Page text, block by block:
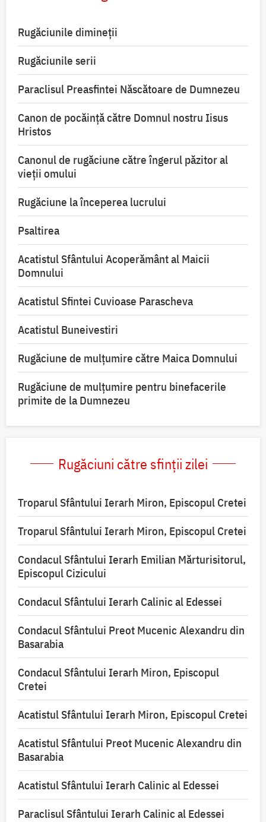
Rugăciunile dimineții
Rugăciunile serii
Paraclisul Preasfintei Născătoare de Dumnezeu
Canon de pocăință către Domnul nostru Iisus
Hristos
Canonul de rugăciune către îngerul păzitor al
vieții omului
Rugăciune la începerea lucrului
Psaltirea
Acatistul Sfântului Acoperământ al Maicii
Domnului
Acatistul Sfintei Cuvioase Parascheva
Acatistul Buneivestiri
Rugăciune de mulţumire către Maica Domnului
Rugăciune de mulțumire pentru binefacerile
primite de la Dumnezeu
Rugăciuni către sfinții zilei
Troparul Sfântului Ierarh Miron, Episcopul Cretei
Troparul Sfântului Ierarh Miron, Episcopul Cretei
Condacul Sfântului Ierarh Emilian Mărturisitorul,
Episcopul Cizicului
Condacul Sfântului Ierarh Calinic al Edessei
Condacul Sfântului Preot Mucenic Alexandru din
Basarabia
Condacul Sfântului Ierarh Miron, Episcopul
Cretei
Acatistul Sfântului Ierarh Miron, Episcopul Cretei
Acatistul Sfântului Preot Mucenic Alexandru din
Basarabia
Acatistul Sfântului Ierarh Calinic al Edessei
Paraclisul Sfântului Ierarh Calinic al Edessei